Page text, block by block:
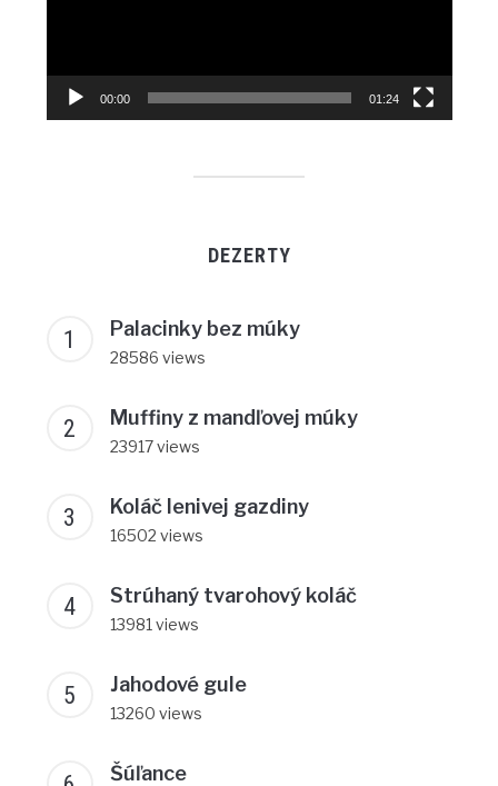
00:00 01:24
DEZERTY
Palacinky bez múky
28586 views
Muffiny z mandľovej múky
23917 views
Koláč lenivej gazdiny
16502 views
Strúhaný tvarohový koláč
13981 views
Jahodové gule
13260 views
Šúľance